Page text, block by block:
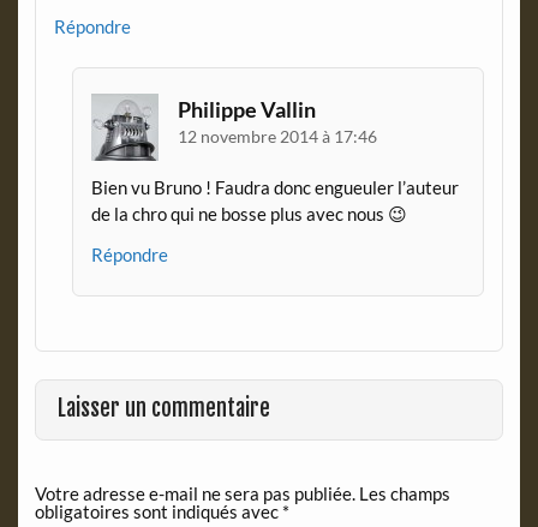
Répondre
Philippe Vallin
12 novembre 2014 à 17:46
Bien vu Bruno ! Faudra donc engueuler l’auteur
de la chro qui ne bosse plus avec nous 😉
Répondre
Laisser un commentaire
Votre adresse e-mail ne sera pas publiée. Les champs
obligatoires sont indiqués avec *